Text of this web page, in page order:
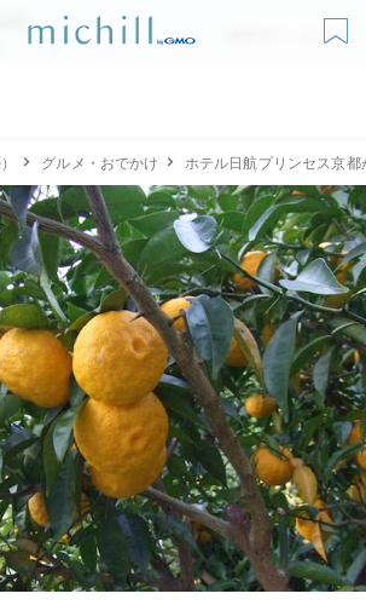
が
無料ダウンロード
グルメ・おでかけ ホテル日航プリンセス京